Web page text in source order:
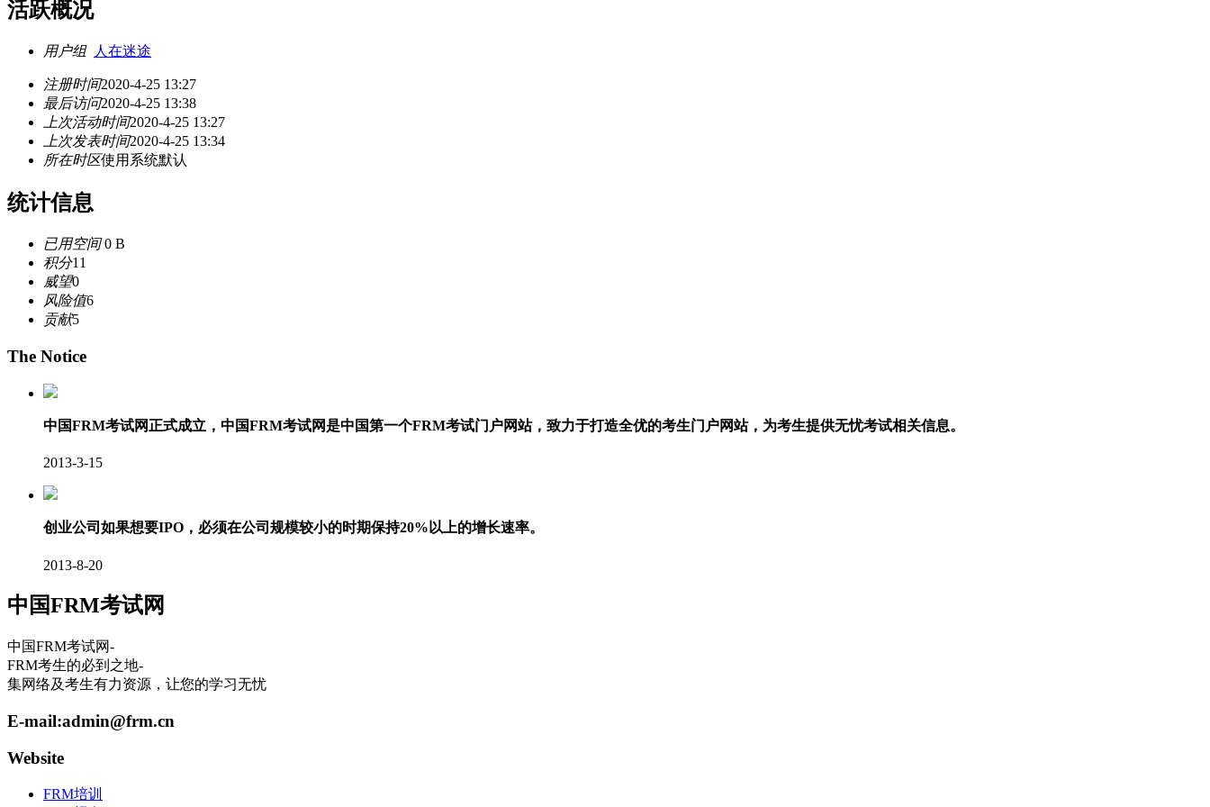
活跃概况
用户组 人在迷途
注册时间2020-4-25 13:27
最后访问2020-4-25 13:38
上次活动时间2020-4-25 13:27
上次发表时间2020-4-25 13:34
所在时区使用系统默认
统计信息
已用空间0 B
积分11
威望0
风险值6
贡献5
The Notice
中国FRM考试网正式成立，中国FRM考试网是中国第一个FRM考试门户网站，致力于打造全优的考生门户网站，为考生提供无忧考试相关信息。
2013-3-15
创业公司如果想要IPO，必须在公司规模较小的时期保持20%以上的增长速率。
2013-8-20
中国FRM考试网
中国FRM考试网-
FRM考生的必到之地-
集网络及考生有力资源，让您的学习无忧
E-mail:admin@frm.cn
Website
FRM培训